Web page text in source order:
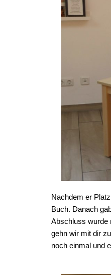
Nachdem er
Buch. Danach
Abschluss wurde
gehn wir mit dir
noch einmal und